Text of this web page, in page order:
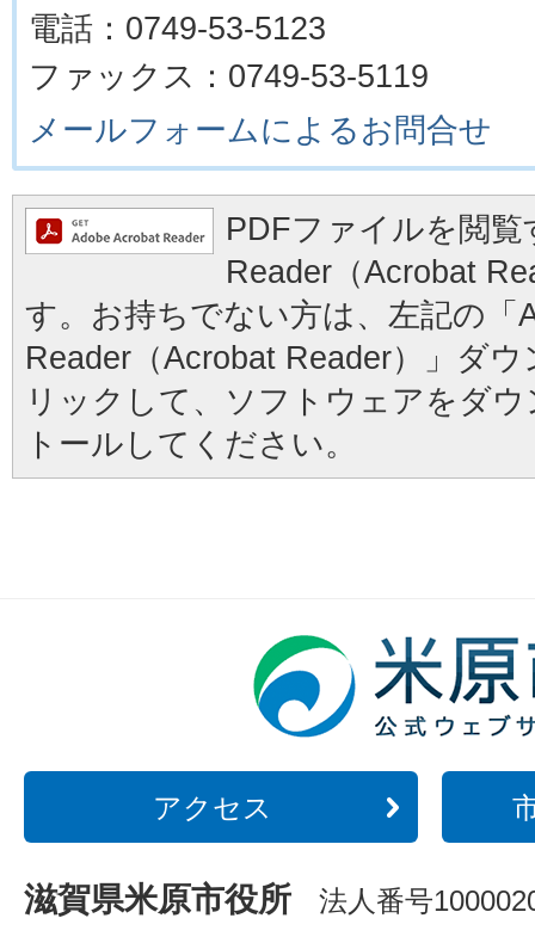
電話：0749-53-5123
ファックス：0749-53-5119
メールフォームによるお問合せ
PDFファイルを閲
Reader（Acrobat
す。お持ちでない方は、左記の「
Reader（Acrobat Reader）」ダ
リックして、ソフトウェアをダ
トールしてください。
アクセス
滋賀県米原市役所 法人番号